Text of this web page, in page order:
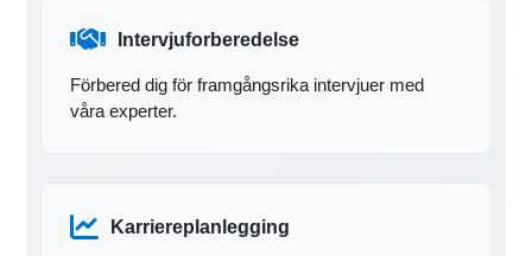
Intervjuforberedelse
Förbered dig för framgångsrika intervjuer med
våra experter.
Karriereplanlegging